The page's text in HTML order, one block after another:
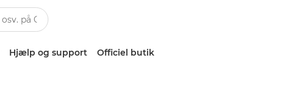
Hjælp og support Officiel butik